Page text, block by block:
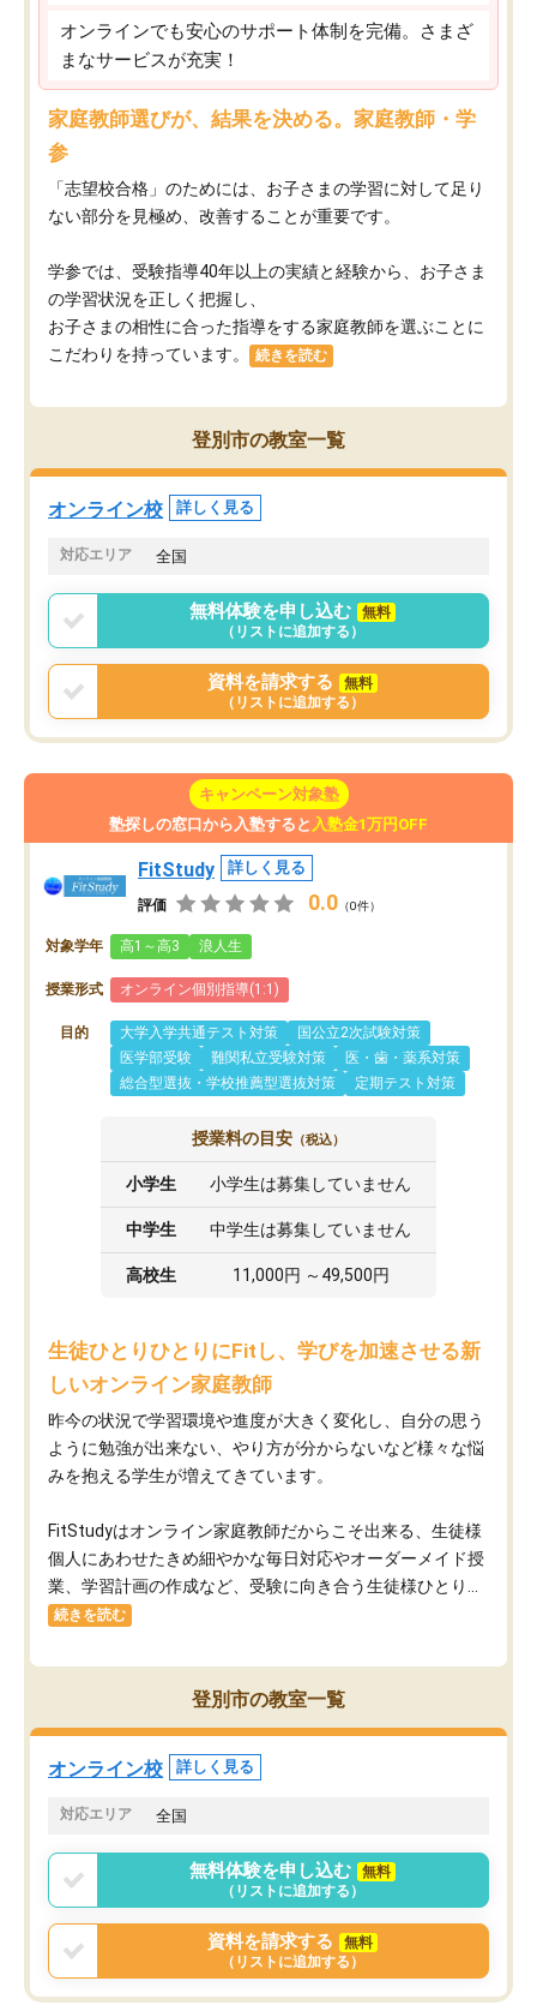
オンラインでも安心のサポート体制を完備。さまざ
まなサービスが充実！
家庭教師選びが、結果を決める。家庭教師・学
参
「志望校合格」のためには、お子さまの学習に対して足り
ない部分を見極め、改善することが重要です。
学参では、受験指導40年以上の実績と経験から、お子さま
の学習状況を正しく把握し、
お子さまの相性に合った指導をする家庭教師を選ぶことに
こだわりを持っています。
続きを読む
登別市の教室一覧
オンライン校 詳しく見る
対応エリア 全国
無料体験を申し込む
無料
（リストに追加する）
資料を請求する
無料
（リストに追加する）
キャンペーン対象塾
塾探しの窓口から入塾すると 入塾金1万円OFF
FitStudy 詳しく見る
評価 0.0 （0件）
対象学年 高1～高3 浪人生
授業形式 オンライン個別指導(1:1)
目的 大学入学共通テスト対策
国公立2次試験対策
医学部受験
難関私立受験対策
医・歯・薬系対策
総合型選抜・学校推薦型選抜対策
定期テスト対策
授業料の目安 （税込）
小学生 小学生は募集していません
中学生 中学生は募集していません
高校生 11,000円 ～49,500円
生徒ひとりひとりにFitし、学びを加速させる新
しいオンライン家庭教師
昨今の状況で学習環境や進度が大きく変化し、自分の思う
ように勉強が出来ない、やり方が分からないなど様々な悩
みを抱える学生が増えてきています。
FitStudyはオンライン家庭教師だからこそ出来る、生徒様
個人にあわせたきめ細やかな毎日対応やオーダーメイド授
業、学習計画の作成など、受験に向き合う生徒様ひとり...
続きを読む
登別市の教室一覧
オンライン校 詳しく見る
対応エリア 全国
無料体験を申し込む
無料
（リストに追加する）
資料を請求する
無料
（リストに追加する）